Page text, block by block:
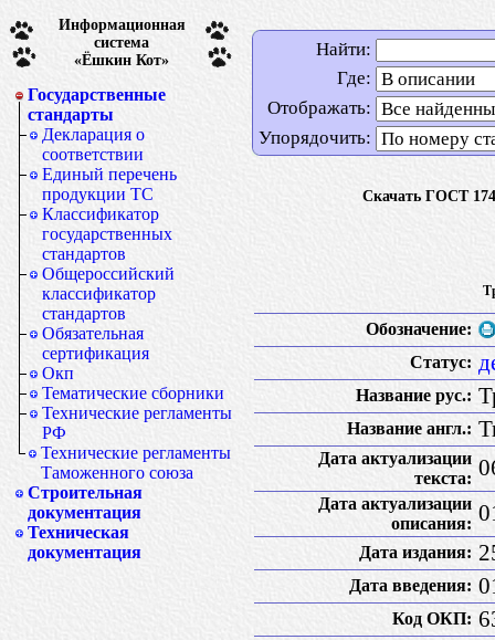
Информационная
система
«Ёшкин Кот»
Государственные
стандарты
Декларация о
соответствии
Единый перечень
продукции ТС
Классификатор
государственных
стандартов
Общероссийский
классификатор
стандартов
Обязательная
сертификация
Окп
Тематические сборники
Технические регламенты
РФ
Технические регламенты
Таможенного союза
Строительная
документация
Техническая
документация
Найти:
Где:
Отображать:
Упорядочить:
Скачать ГОСТ
Обозначение:
Статус:
Название рус.:
Название англ.:
Дата актуализации
текста:
Дата актуализации
описания:
Дата издания:
Дата введения:
Код ОКП: